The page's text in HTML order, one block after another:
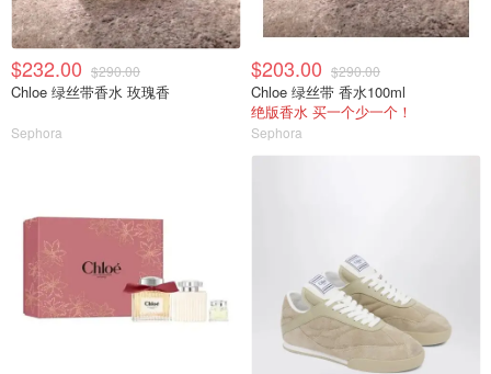
$232.00 $290.00
Chloe 绿丝带香水 玫瑰香
Sephora
$203.00 $290.00
Chloe 绿丝带 香水100ml
绝版香水 买一个少一个！
Sephora